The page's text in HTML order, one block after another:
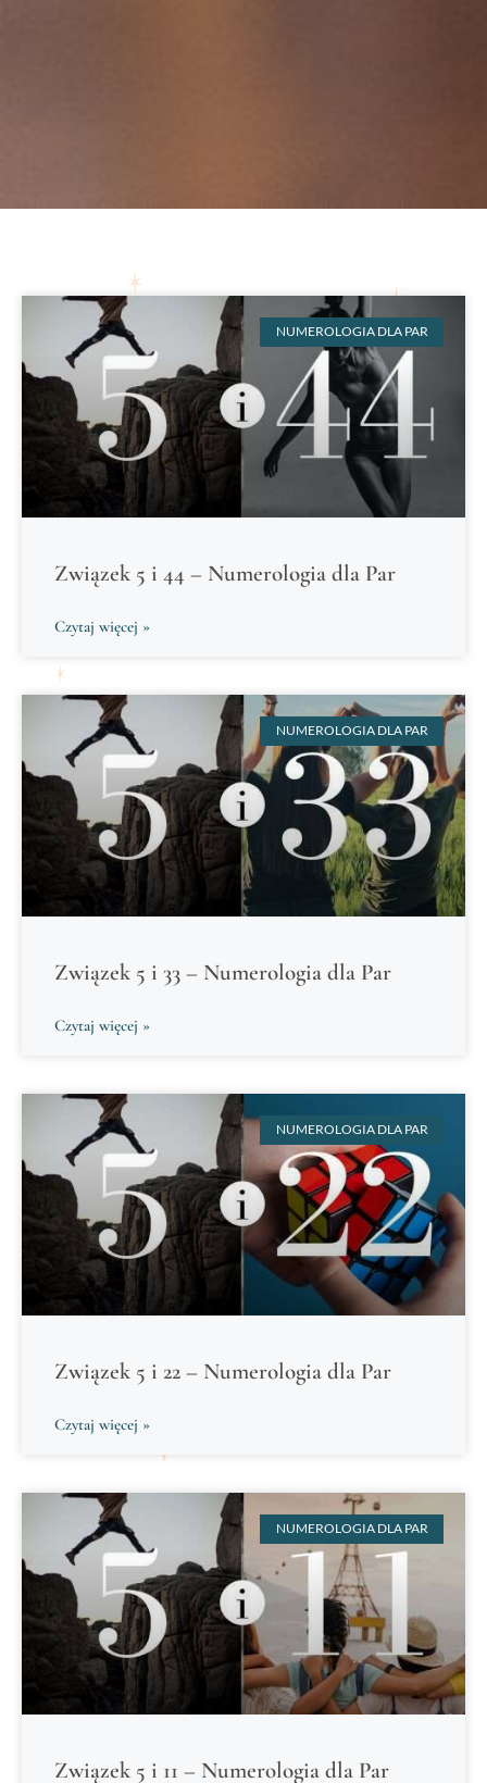
NUMEROLOGIA DLA PAR
Związek 5 i 44 – Numerologia dla Par
Czytaj więcej »
NUMEROLOGIA DLA PAR
Związek 5 i 33 – Numerologia dla Par
Czytaj więcej »
NUMEROLOGIA DLA PAR
Związek 5 i 22 – Numerologia dla Par
Czytaj więcej »
NUMEROLOGIA DLA PAR
Związek 5 i 11 – Numerologia dla Par